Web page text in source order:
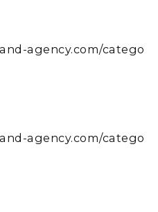
agency.com/catego
agency.com/catego